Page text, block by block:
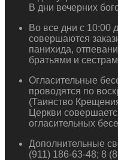
В дни вечерних
Во все дни с 10:00
совершаются
панихида,
братьями и
Огласительные
проводятся по
(Таинство
Церкви
огласительных
Дополнительные
(911) 186-63-48; 8